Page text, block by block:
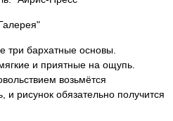
три бархатные основы.
и приятные на ощупь.
возьмётся
и рисунок обязательно получится